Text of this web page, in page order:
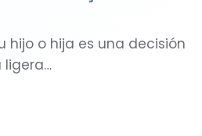
hijo o hija es una decisión
ligera…